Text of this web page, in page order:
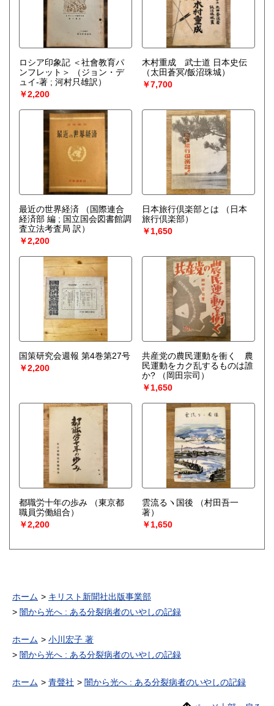
ロシア印象記 ＜社會教育パ
ンフレット＞
（ジョン・デ
ュイ-著 ; 河村只雄訳）
￥2,200
木村重成 武士道 日本史伝
（太田蒼冥/飯沼珠城）
￥7,700
最近の世界経済
（国際連合
経済部 編 ; 国立国会図書館調
査立法考査局 訳）
￥2,200
日本旅行倶楽部とは
（日本
旅行倶楽部）
￥1,650
国策研究会週報 第4巻第27号
￥2,200
共産党の農民運動を衝く 農
民運動をカク乱するものは誰
か?
（岡田宗司）
￥1,650
都職労十年の歩み
（東京都
職員労働組合）
￥2,200
雲流るヽ国後
（村田吾一
著）
￥1,650
ホーム
キリスト新聞社出版事業部
闇から光へ : ある分裂病者のいやしの記録
ホーム
小川宏子 著
闇から光へ : ある分裂病者のいやしの記録
ホーム 青聲社 闇から光へ : ある分裂病者のいやしの記録